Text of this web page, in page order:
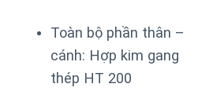
Toàn bộ phần thân –
cánh: Hợp kim gang
thép HT 200